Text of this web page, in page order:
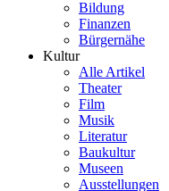
Bildung
Finanzen
Bürgernähe
Kultur
Alle Artikel
Theater
Film
Musik
Literatur
Baukultur
Museen
Ausstellungen